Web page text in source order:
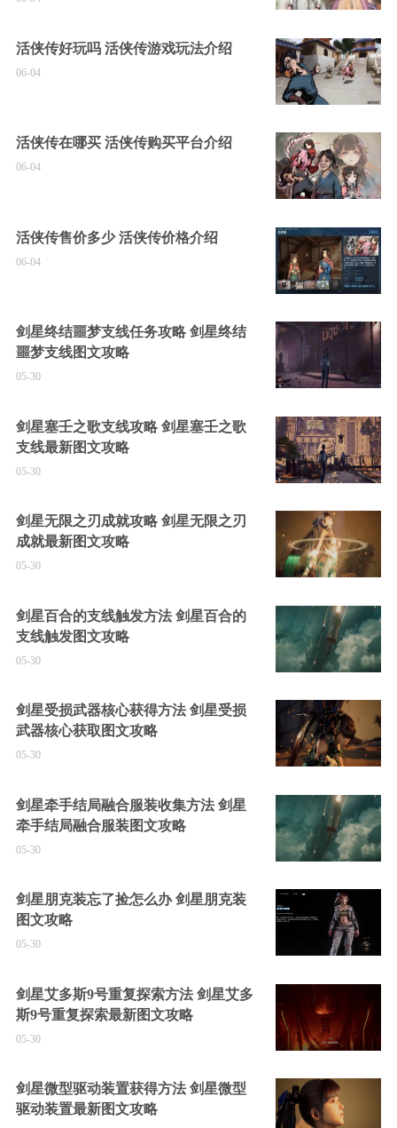
活侠传好玩吗 活侠传游戏玩法介绍
06-04
活侠传在哪买 活侠传购买平台介绍
06-04
活侠传售价多少 活侠传价格介绍
06-04
剑星终结噩梦支线任务攻略 剑星终结
噩梦支线图文攻略
05-30
剑星塞壬之歌支线攻略 剑星塞壬之歌
支线最新图文攻略
05-30
剑星无限之刃成就攻略 剑星无限之刃
成就最新图文攻略
05-30
剑星百合的支线触发方法 剑星百合的
支线触发图文攻略
05-30
剑星受损武器核心获得方法 剑星受损
武器核心获取图文攻略
05-30
剑星牵手结局融合服装收集方法 剑星
牵手结局融合服装图文攻略
05-30
剑星朋克装忘了捡怎么办 剑星朋克装
图文攻略
05-30
剑星艾多斯9号重复探索方法 剑星艾多
斯9号重复探索最新图文攻略
05-30
剑星微型驱动装置获得方法 剑星微型
驱动装置最新图文攻略